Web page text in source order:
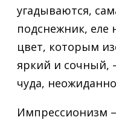
угадываются,
подснежник, еле
цвет, которым
яркий и сочный,
чуда,
Импрессионизм